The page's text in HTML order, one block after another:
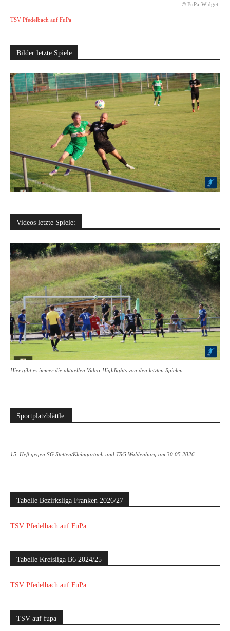
© FuPa-Widget
TSV Pfedelbach auf FuPa
Bilder letzte Spiele
Videos letzte Spiele:
Hier gibt es immer die aktuellen Video-Highlights von den letzten Spielen
Sportplatzblättle:
15. Heft gegen SG Stetten/Kleingartach und TSG Waldenburg am 30.05.2026
Tabelle Bezirksliga Franken 2026/27
TSV Pfedelbach auf FuPa
Tabelle Kreisliga B6 2024/25
TSV Pfedelbach auf FuPa
TSV auf fupa